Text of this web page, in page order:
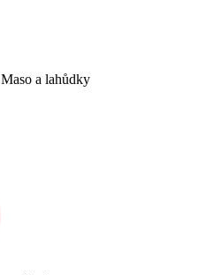
Maso a lahůdky